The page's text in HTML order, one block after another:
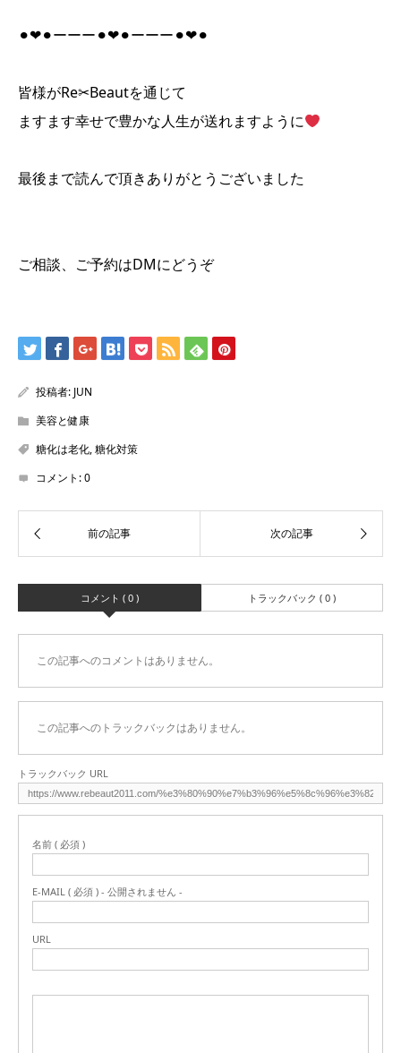
⚫︎❤︎⚫︎ーーー⚫︎❤︎⚫︎ーーー⚫︎❤︎⚫︎
皆様がRe✂︎Beautを通じて
ますます幸せで豊かな人生が送れますように
最後まで読んで頂きありがとうございました
ご相談、ご予約はDMにどうぞ
投稿者: JUN
美容と健康
糖化は老化,糖化対策
コメント:0
コメント ( 0 ) トラックバック ( 0 )
この記事へのコメントはありません。
この記事へのトラックバックはありません。
トラックバック URL
名前 ( 必須 )
E-MAIL ( 必須 ) - 公開されません -
URL